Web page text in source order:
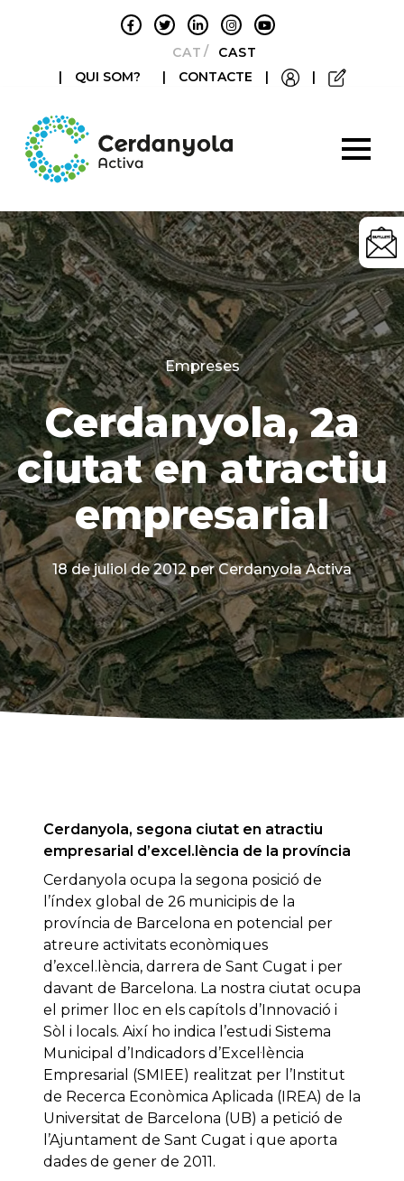
CATALÀCASTELLANO
|
QUI SOM? | CONTACTE | |
Categories
Empreses
Cerdanyola, 2a
ciutat en atractiu
empresarial
18 de juliol de 2012 per Cerdanyola Activa
Cerdanyola, segona ciutat en atractiu
empresarial d’excel.lència de la província
Cerdanyola ocupa la segona posició de
l’índex global de 26 municipis de la
província de Barcelona en potencial per
atreure activitats econòmiques
d’excel.lència, darrera de Sant Cugat i per
davant de Barcelona. La nostra ciutat ocupa
el primer lloc en els capítols d’Innovació i
Sòl i locals. Així ho indica l’estudi Sistema
Municipal d’Indicadors d’Excel·lència
Empresarial (SMIEE) realitzat per l’Institut
de Recerca Econòmica Aplicada (IREA) de la
Universitat de Barcelona (UB) a petició de
l’Ajuntament de Sant Cugat i que aporta
dades de gener de 2011.